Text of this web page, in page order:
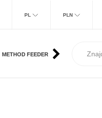
PL PLN
METHOD FEEDER